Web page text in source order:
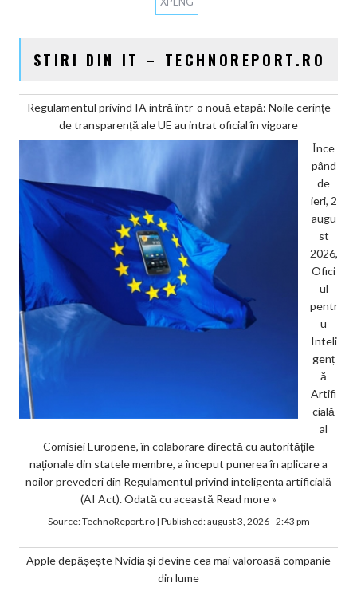
STIRI DIN IT – TECHNOREPORT.RO
Regulamentul privind IA intră într-o nouă etapă: Noile cerințe
de transparență ale UE au intrat oficial în vigoare
Înce
pând
de
ieri, 2
augu
st
2026,
Ofici
ul
pentr
u
Inteli
genț
ă
Artifi
cială
al
Comisiei Europene, în colaborare directă cu autoritățile
naționale din statele membre, a început punerea în aplicare a
noilor prevederi din Regulamentul privind inteligența artificială
(AI Act). Odată cu această Read more »
Source:TechnoReport.ro| Published:august 3, 2026 - 2:43 pm
Apple depășește Nvidia și devine cea mai valoroasă companie
din lume